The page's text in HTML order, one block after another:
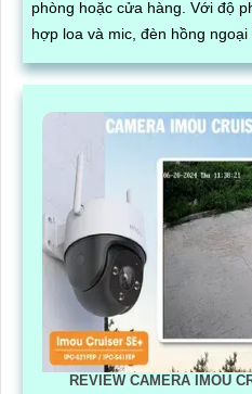
phòng hoặc cửa hàng. Với độ phân giải full HD 1080p, tích
hợp loa và mic, đèn hồng ngoại
chất lượng ban đêm
REVIEW CAMERA IMOU